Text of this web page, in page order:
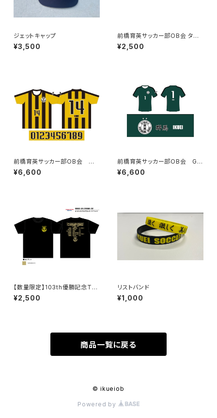
ジェットキャップ
¥3,500
前橋育英サッカー部OB会 タオ
ルマフラー
¥2,500
前橋育英サッカー部OB会 レ
プリカユニフォーム(FP)
¥6,600
前橋育英サッカー部OB会 GK
レプリカユニフォーム
¥6,600
【数量限定】103th優勝記念Tシ
ャツ / 戦績Ver.
¥2,500
リストバンド
¥1,000
商品一覧に戻る
© ikueiob
Powered by